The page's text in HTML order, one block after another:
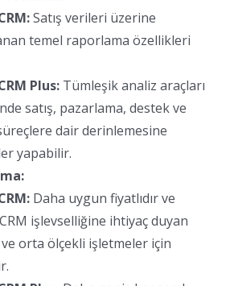
Satış verileri üzerine
temel raporlama özellikleri
Plus: Tümleşik analiz araçları
satış, pazarlama, destek ve
dair derinlemesine
yapabilir.
Daha uygun fiyatlıdır ve
işlevselliğine ihtiyaç duyan
orta ölçekli işletmeler için